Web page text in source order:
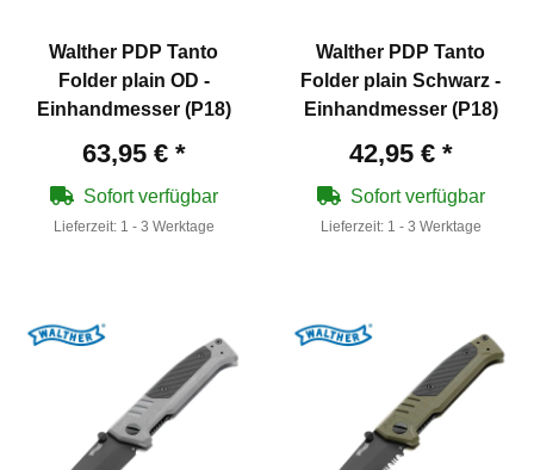
Walther PDP Tanto
Folder plain OD -
Einhandmesser (P18)
63,95 € *
Sofort verfügbar
Lieferzeit: 1 - 3 Werktage
Walther PDP Tanto
Folder plain Schwarz -
Einhandmesser (P18)
42,95 € *
Sofort verfügbar
Lieferzeit: 1 - 3 Werktage